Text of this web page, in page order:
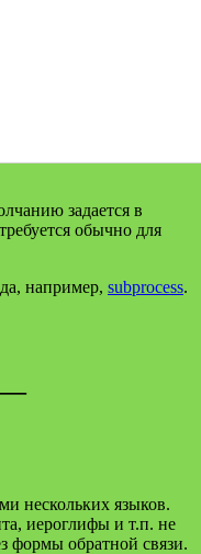
задается в
обычно для
например, subprocess.
—
нескольких языков.
иероглифы и т.п. не
формы обратной связи.